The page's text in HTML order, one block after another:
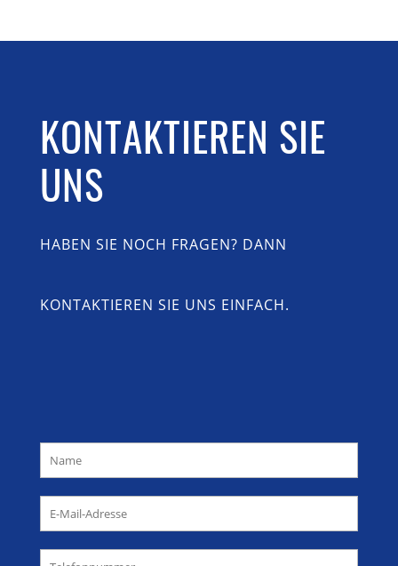
KONTAKTIEREN SIE
UNS
HABEN SIE NOCH FRAGEN? DANN
KONTAKTIEREN SIE UNS EINFACH.